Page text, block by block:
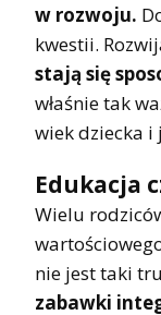
w rozwoju.
kwestii.
stają się
właśnie tak
wiek dziecka i
Edukacja
Wielu
nie jest taki
zabawki